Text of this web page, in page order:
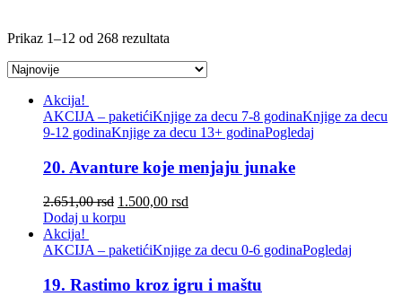
Prikaz 1–12 od 268 rezultata
Akcija!
AKCIJA – paketićiKnjige za decu 7-8 godinaKnjige za decu
9-12 godinaKnjige za decu 13+ godinaPogledaj
20. Avanture koje menjaju junake
2.651,00rsd 1.500,00 rsd
Dodaj u korpu
Akcija!
AKCIJA – paketićiKnjige za decu 0-6 godinaPogledaj
19. Rastimo kroz igru i maštu